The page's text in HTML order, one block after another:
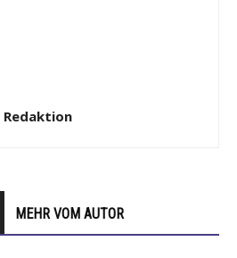
Redaktion
MEHR VOM AUTOR